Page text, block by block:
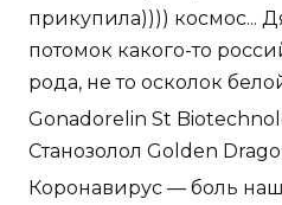
прикупила)))) космос...
потомок какого-то
рода, не то осколок
Gonadorelin St
Cтанозолол Golden
Коронавирус — боль